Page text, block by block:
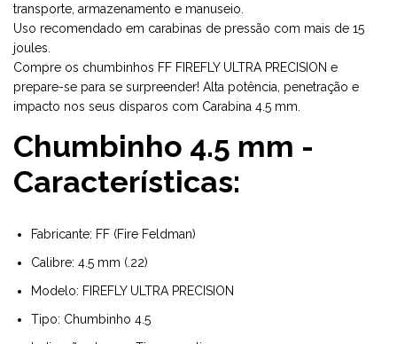
transporte, armazenamento e manuseio.
Uso recomendado em carabinas de pressão com mais de 15
joules.
Compre os chumbinhos FF FIREFLY ULTRA PRECISION e
prepare-se para se surpreender! Alta potência, penetração e
impacto nos seus disparos com Carabina 4.5 mm.
Chumbinho 4.5 mm -
Características:
Fabricante: FF (Fire Feldman)
Calibre: 4.5 mm (.22)
Modelo: FIREFLY ULTRA PRECISION
Tipo: Chumbinho 4.5